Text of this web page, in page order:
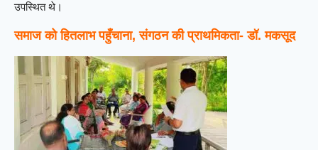
उपस्थित थे।
समाज को हितलाभ पहुँचाना, संगठन की प्राथमिकता- डॉ. मकसूद